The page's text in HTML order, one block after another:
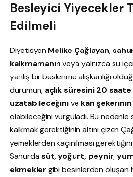
Besleyici Yiyecekler
Edilmeli
Diyetisyen Melike Çağlayan,
kalkmamanınveya yalnızca su
yanlış bir beslenme alışkanlığı
durumun, açlık süresini 20 saate
uzatabileceğinive kan
olabileceğini vurguladı. Bu
kalkmak gerektiğinin altını çizen
yemeklerden kaçınılması
Sahurda süt, yoğurt, peynir,
ekmekler gibi besinlerden oluşan